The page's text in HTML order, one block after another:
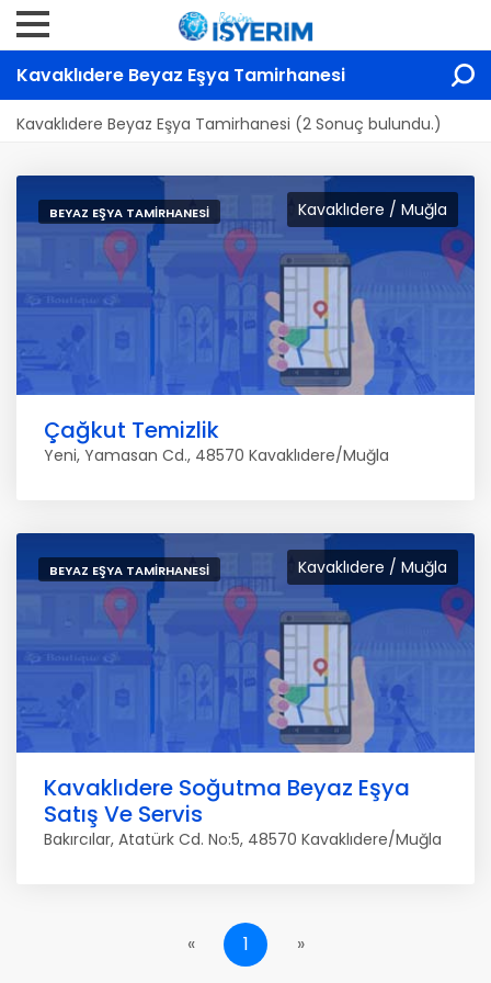
Kavaklıdere Beyaz Eşya Tamirhanesi
Kavaklıdere Beyaz Eşya Tamirhanesi (2 Sonuç bulundu.)
Kavaklıdere / Muğla
BEYAZ EŞYA TAMIRHANESI
Çağkut Temizlik
Yeni, Yamasan Cd., 48570 Kavaklıdere/Muğla
Kavaklıdere / Muğla
BEYAZ EŞYA TAMIRHANESI
Kavaklıdere Soğutma Beyaz Eşya
Satış Ve Servis
Bakırcılar, Atatürk Cd. No:5, 48570 Kavaklıdere/Muğla
« 1 »